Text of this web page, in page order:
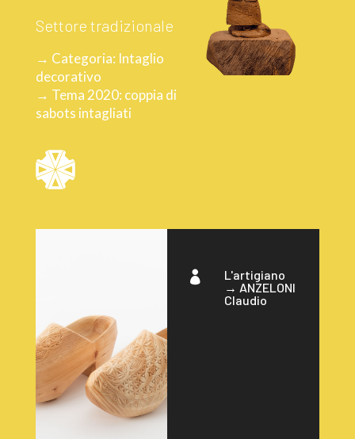
Settore tradizionale
→ Categoria: Intaglio
decorativo
→ Tema 2020: coppia di
sabots intagliati

L'artigiano
→ ANZELONI
Claudio